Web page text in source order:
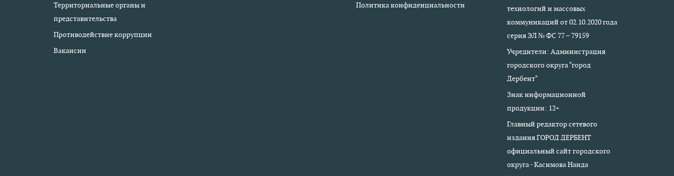
Территориальные органы и
представительства
Противодействие коррупции
Вакансии
Политика конфиденциальности
технологий и массовых
коммуникаций от 02.10.2020 года
серия ЭЛ № ФС 77 – 79159
Учредители: Администрация
городского округа "город
Дербент"
Знак информационной
продукции: 12+
Главный редактор сетевого
издания ГОРОД ДЕРБЕНТ
официальный сайт городского
округа - Касимова Наида